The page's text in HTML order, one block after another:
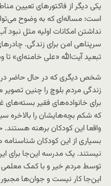
یکی دیگر از فاکتورهای تعیین
است؛ مساله‌ای که به وضوح
نداشتن امکانات اولیه مثل نبود
سرپناهی امن برای زندگی.
تبعید آیت‌الله «علی خامنه‌ای»
شخص دیگری که در حال حاضر در
زندگی مردم بلوچ را چنین
برای خانواده‌های فقیر بسته‌‌های
که شکم بچه‌هایشان را بالاخره
واقعا این کودکان برهنه
بسیاری از این کودکان شناسنامه
نیستند. یک مدرسه این‌جا
توسط مردم خیر و با کمک
این‌جا کار نیست و جوان‌ها